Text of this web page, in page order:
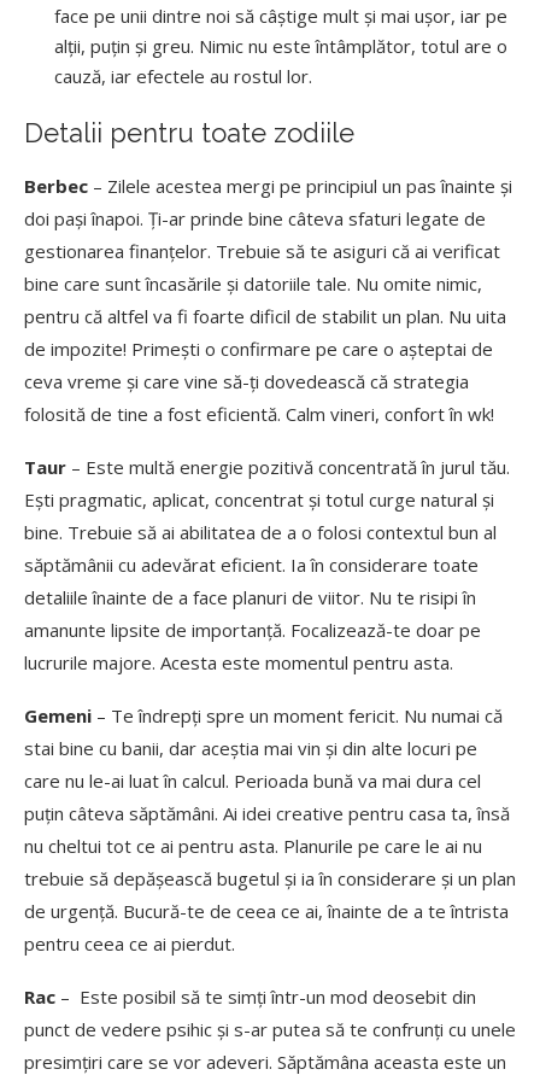
face pe unii dintre noi să câștige mult și mai ușor, iar pe
alții, puțin și greu. Nimic nu este întâmplător, totul are o
cauză, iar efectele au rostul lor.
Detalii pentru toate zodiile
Berbec – Zilele acestea mergi pe principiul un pas înainte și
doi pași înapoi. Ți-ar prinde bine câteva sfaturi legate de
gestionarea finanțelor. Trebuie să te asiguri că ai verificat
bine care sunt încasările și datoriile tale. Nu omite nimic,
pentru că altfel va fi foarte dificil de stabilit un plan. Nu uita
de impozite! Primești o confirmare pe care o așteptai de
ceva vreme și care vine să-ți dovedească că strategia
folosită de tine a fost eficientă. Calm vineri, confort în wk!
Taur – Este multă energie pozitivă concentrată în jurul tău.
Ești pragmatic, aplicat, concentrat și totul curge natural și
bine. Trebuie să ai abilitatea de a o folosi contextul bun al
săptămânii cu adevărat eficient. Ia în considerare toate
detaliile înainte de a face planuri de viitor. Nu te risipi în
amanunte lipsite de importanță. Focalizează-te doar pe
lucrurile majore. Acesta este momentul pentru asta.
Gemeni – Te îndrepți spre un moment fericit. Nu numai că
stai bine cu banii, dar aceștia mai vin și din alte locuri pe
care nu le-ai luat în calcul. Perioada bună va mai dura cel
puțin câteva săptămâni. Ai idei creative pentru casa ta, însă
nu cheltui tot ce ai pentru asta. Planurile pe care le ai nu
trebuie să depășească bugetul și ia în considerare și un plan
de urgență. Bucură-te de ceea ce ai, înainte de a te întrista
pentru ceea ce ai pierdut.
Rac – Este posibil să te simți într-un mod deosebit din
punct de vedere psihic și s-ar putea să te confrunți cu unele
presimțiri care se vor adeveri. Săptămâna aceasta este un